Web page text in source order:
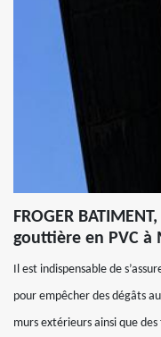
FROGER
gouttière en PVC à
Il est indispensable de
pour empêcher des dégâts
murs extérieurs ainsi que